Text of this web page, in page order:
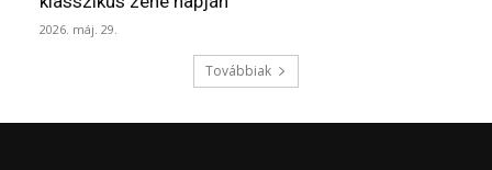
2026. máj. 29.
Továbbiak